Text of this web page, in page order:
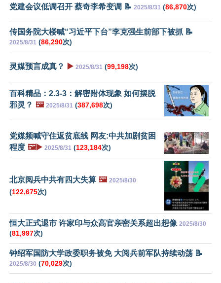
党建会议低调召开 蔡奇李希变调 📝 2025/8/31 (86,870次)
传国务院大楼喊“习近平下台”李克强生前部下被抓 📝
2025/8/31 (86,290次)
灵媒预言成真？ ▶️ 2025/8/31 (99,198次)
百科精品：2.3-3：解密附体现象 如何摆脱
邪灵？ 🖼️ 2025/8/31 (387,698次)
党媒频喊守住返贫底线 网友:中共加剧贫困
程度 🖼️▶️ 2025/8/31 (123,184次)
北京阅兵中共有四大失算 🖼️ 2025/8/30
(122,675次)
恒大正式退市 许家印与众高官亲密关系超出想像 2025/8/30
(81,997次)
钟绍军国防大学政委职务被免 大阅兵前军队持续动荡 📝
2025/8/30 (70,029次)